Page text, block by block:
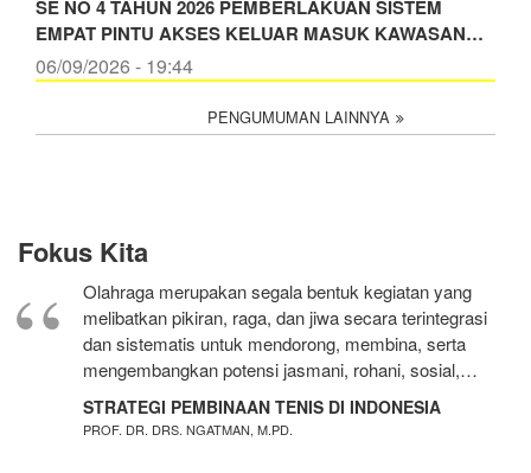
SE NO 4 TAHUN 2026 PEMBERLAKUAN SISTEM
EMPAT PINTU AKSES KELUAR MASUK KAWASAN…
06/09/2026 - 19:44
PENGUMUMAN LAINNYA
Fokus Kita
Olahraga merupakan segala bentuk kegiatan yang
melibatkan pikiran, raga, dan jiwa secara terintegrasi
dan sistematis untuk mendorong, membina, serta
mengembangkan potensi jasmani, rohani, sosial,…
STRATEGI PEMBINAAN TENIS DI INDONESIA
PROF. DR. DRS. NGATMAN, M.PD.